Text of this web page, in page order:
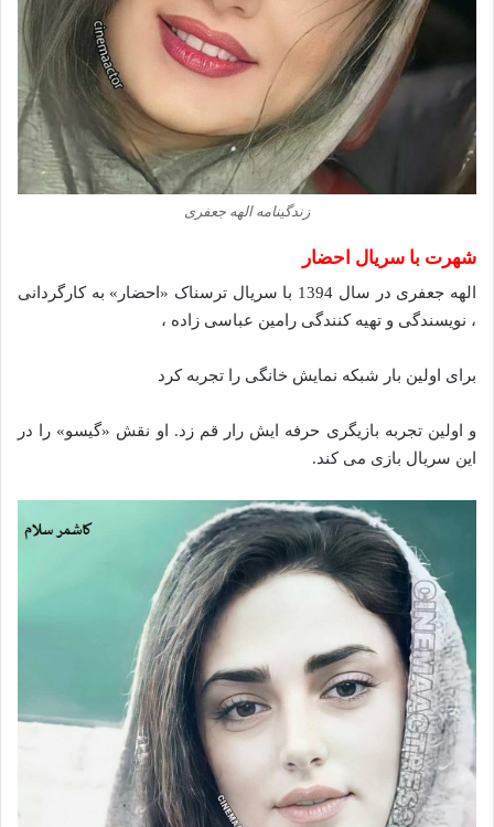
زندگینامه الهه جعفری
شهرت با سریال احضار
الهه جعفری در سال 1394 با سریال ترسناک «احضار» به کارگردانی
، نویسندگی و تهیه کنندگی رامین عباسی زاده ،
برای اولین بار شبکه نمایش خانگی را تجربه کرد
و اولین تجربه بازیگری حرفه ایش رار قم زد. او نقش «گیسو» را در
این سریال بازی می کند.